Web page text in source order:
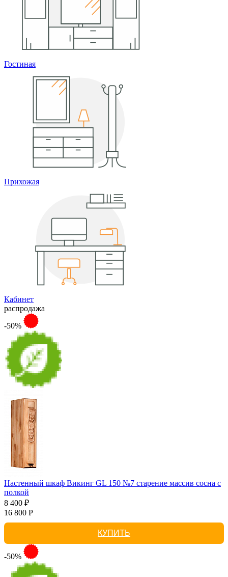
Гостиная
Прихожая
Кабинет
распродажа
-50%
Настенный шкаф Викинг GL 150 №7 старение массив сосна с
полкой
8 400 ₽
16 800 Р
КУПИТЬ
-50%